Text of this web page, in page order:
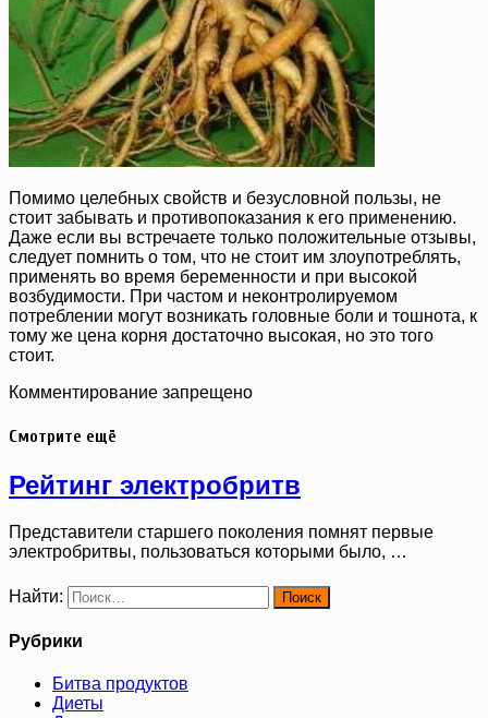
Помимо целебных свойств и безусловной пользы, не
стоит забывать и противопоказания к его применению.
Даже если вы встречаете только положительные отзывы,
следует помнить о том, что не стоит им злоупотреблять,
применять во время беременности и при высокой
возбудимости. При частом и неконтролируемом
потреблении могут возникать головные боли и тошнота, к
тому же цена корня достаточно высокая, но это того
стоит.
Комментирование запрещено
Смотрите ещё
Рейтинг электробритв
Представители старшего поколения помнят первые
электробритвы, пользоваться которыми было, …
Найти:
Рубрики
Битва продуктов
Диеты